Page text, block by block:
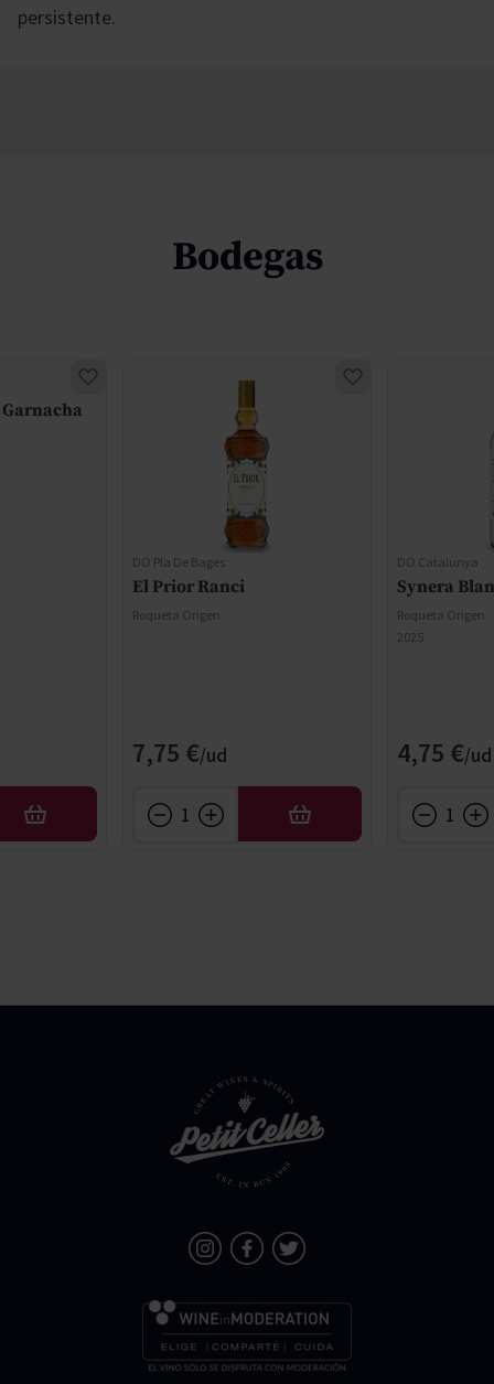
persistente.
Bodegas
AÑADIR
DO Pla De Bages
El Prior Ranci
Roqueta Origen
7,75 €
AÑADIR
DO Catalunya
Synera
Roqueta Origen
2025
4,75 €